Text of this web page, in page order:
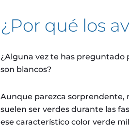
¿Por qué los
¿Alguna vez te has preguntado
son blancos?
Aunque parezca sorprendente,
suelen ser verdes durante las
ese característico color verde